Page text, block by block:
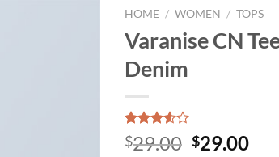
HOME / WOMEN / TOPS
Varanise CN
Denim
Rated
3.50out
2
$29.00 Original
$29.00